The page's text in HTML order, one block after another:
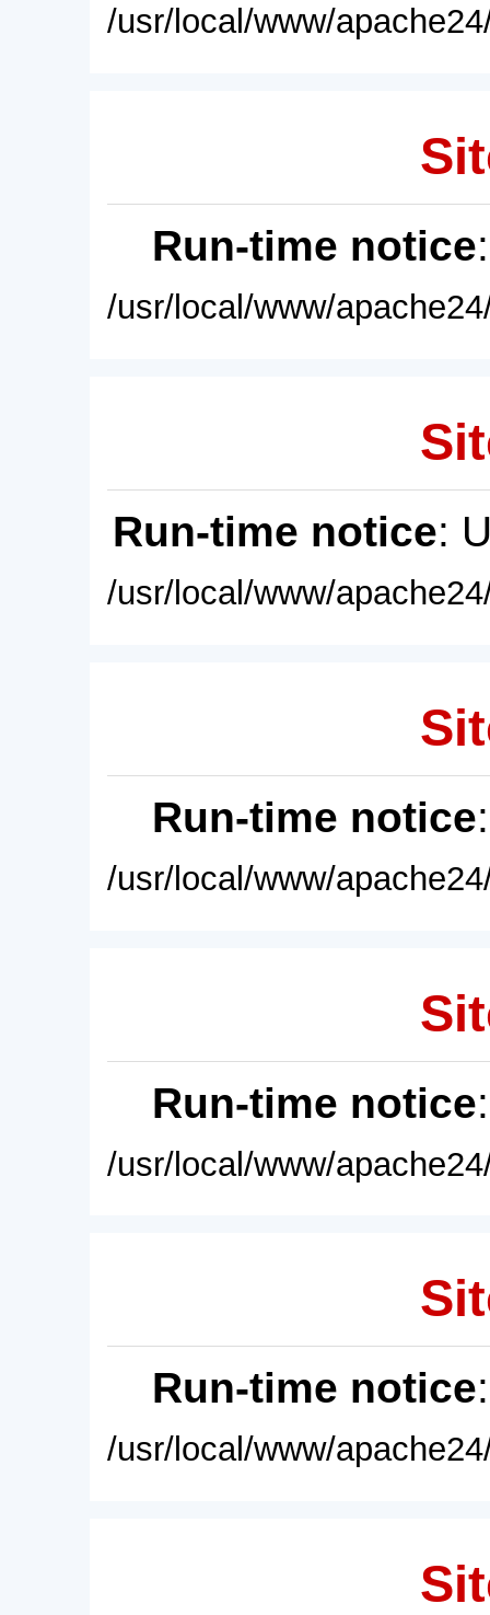
/usr/local/www/
Run-time notice
/usr/local/www/
Run-time notice:
/usr/local/www/
Run-time notice
/usr/local/www/
Run-time notice
/usr/local/www/
Run-time notice
/usr/local/www/